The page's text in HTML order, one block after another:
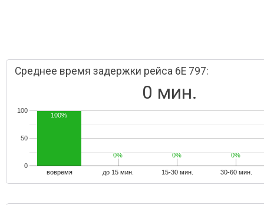
Среднее время задержки рейса 6E 797:
0 мин.
вовремя до 15 мин. 15-30 мин. 30-60 мин.
0
50
100
100%
0%
0% 0%
0% 0%
0%